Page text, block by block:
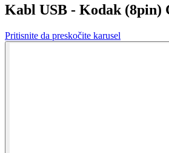
Kabl USB - Kodak (8pin)
Pritisnite da preskočite karusel